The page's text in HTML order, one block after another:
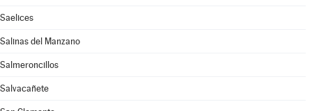
Saelices
Salinas del Manzano
Salmeroncillos
Salvacañete